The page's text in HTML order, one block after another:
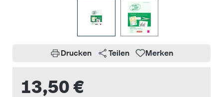
Drucken Teilen Merken
13,50 €